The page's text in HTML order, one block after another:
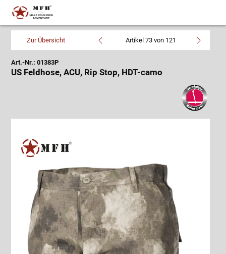
Zur Übersicht Artikel 73 von 121
Art.-Nr.: 01383P
US Feldhose, ACU, Rip Stop, HDT-camo